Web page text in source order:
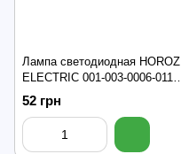
Лампа светодиодная HOROZ
ELECTRIC 001-003-0006-011
ULTRA
52 грн